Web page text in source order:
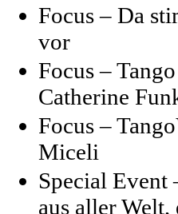
Focus – Da
vor
Focus –
Catherine
Focus –
Miceli
Special Event
aus aller